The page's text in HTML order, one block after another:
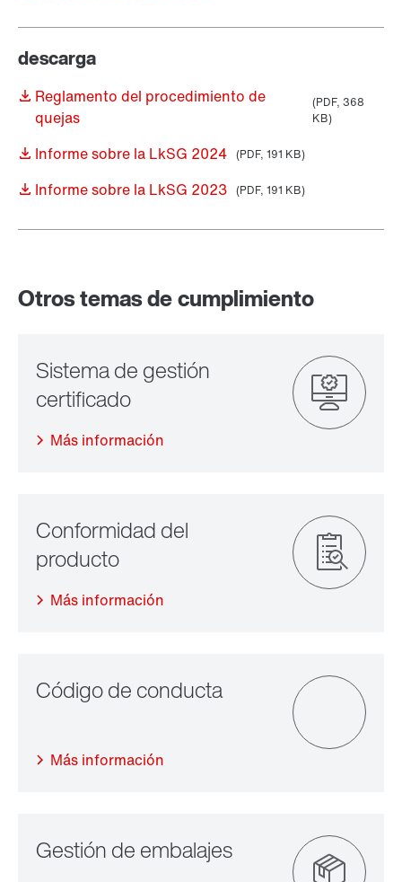
Reglamento del procedimiento de
quejas
(PDF, 368
KB)
Informe sobre la LkSG 2024 (PDF, 191 KB)
Informe sobre la LkSG 2023 (PDF, 191 KB)
Otros temas de cumplimiento
Más información
Más información
Más información